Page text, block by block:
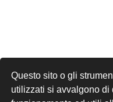
Questo sito o gli
utilizzati si avvalgono di